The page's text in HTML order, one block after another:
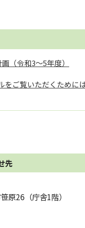
（令和3～5年度）
をご覧いただくために
先
原26（庁舎1階）